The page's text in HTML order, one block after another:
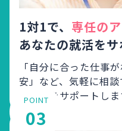
1対1で、 専任の
あなたの就活をサ
「自分に合った仕事
安」など、 気軽に相
が就活をサポートしま
POINT
03